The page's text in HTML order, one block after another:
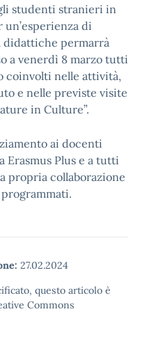
studenti stranieri in
di
didattiche permarrà
a venerdì 8 marzo tutti
coinvolti nelle attività,
e nelle previste visite
in Culture”.
ai docenti
Erasmus Plus e a tutti
propria collaborazione
27.02.2024
questo articolo è
Commons